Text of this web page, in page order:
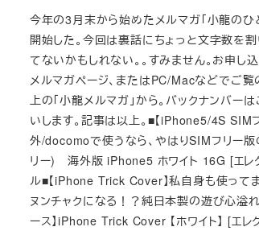
今年の3月末から始めたメルマガ「小龍のひ
開始した。今回は裏話にちょっと文字数を
てないかもしれない。。すみません。お申し
メルマガページ、またはPC/Macなどでご
上の「小龍メルマガ」から。バックナンバー
いします。記事は以上。■【iPhone5/4S
外/docomoで使うなら、やはりSIMフリー版
リー) 海外版 iPhone5 ホワイト 16G [エレ
ル■【iPhone Trick Cover】私自身も使っ
ヌンチャクになる！？純日本製の遊び心溢
ース】iPhone Trick Cover 【ホワイト】 [エレ